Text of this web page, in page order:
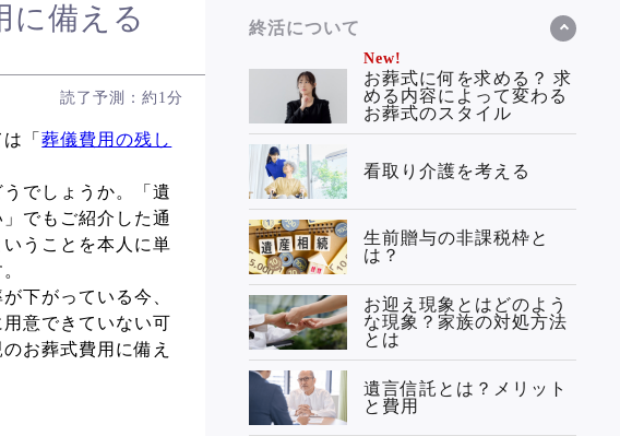
に備える
読了予測：約1分
は「葬儀費用の残し
でしょうか。「遺
でもご紹介した通
うことを本人に単
下がっている今、
意できていない可
お葬式費用に備え
終活について
New!
お葬式に何を求める？ 求
める内容によって変わる
お葬式のスタイル
看取り介護を考える
生前贈与の非課税枠と
は？
お迎え現象とはどのよう
な現象？家族の対処方法
とは
遺言信託とは？メリット
と費用